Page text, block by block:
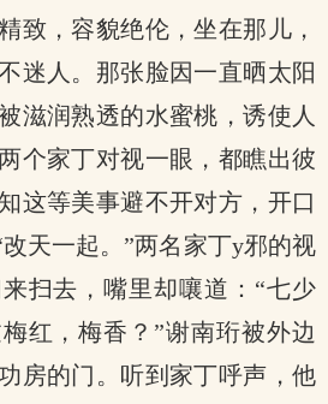
致，容貌绝伦，坐在那儿，
迷人。那张脸因一直晒太阳
滋润熟透的水蜜桃，诱使人
个家丁对视一眼，都瞧出彼
这等美事避不开对方，开口
天一起。”两名家丁y邪的视
扫去，嘴里却嚷道：“七少
红，梅香？”谢南珩被外边
房的门。听到家丁呼声，他